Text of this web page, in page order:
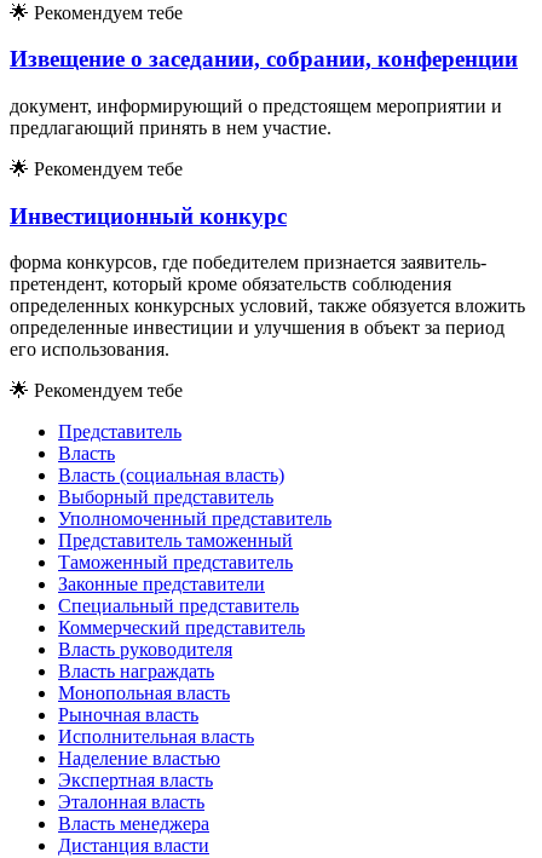
🌟 Рекомендуем тебе
Извещение о заседании, собрании, конференции
документ, информирующий о предстоящем мероприятии и
предлагающий принять в нем участие.
🌟 Рекомендуем тебе
Инвестиционный конкурс
форма конкурсов, где победителем признается заявитель-
претендент, который кроме обязательств соблюдения
определенных конкурсных условий, также обязуется вложить
определенные инвестиции и улучшения в объект за период
его использования.
🌟 Рекомендуем тебе
Представитель
Власть
Власть (социальная власть)
Выборный представитель
Уполномоченный представитель
Представитель таможенный
Таможенный представитель
Законные представители
Специальный представитель
Коммерческий представитель
Власть руководителя
Власть награждать
Монопольная власть
Рыночная власть
Исполнительная власть
Наделение властью
Экспертная власть
Эталонная власть
Власть менеджера
Дистанция власти